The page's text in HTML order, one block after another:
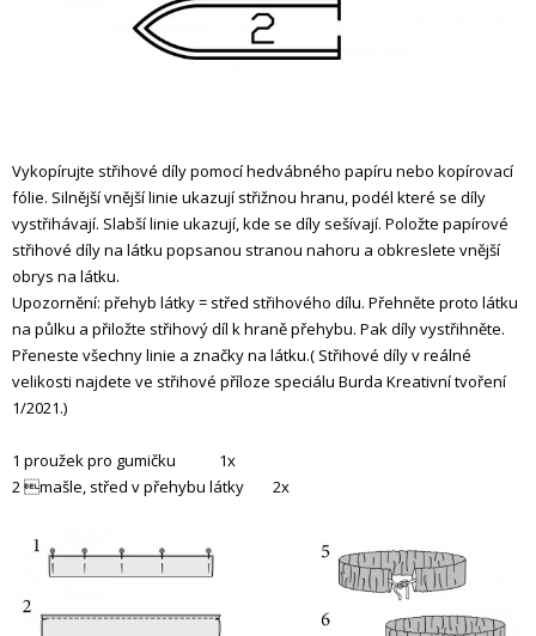
Vykopírujte střihové díly pomocí hedvábného papíru nebo kopírovací
fólie. Silnější vnější linie ukazují střižnou hranu, podél které se díly
vystřihávají. Slabší linie ukazují, kde se díly sešívají. Položte papírové
střihové díly na látku popsanou stranou nahoru a obkreslete vnější
obrys na látku.
Upozornění: přehyb látky = střed střihového dílu. Přehněte proto látku
na půlku a přiložte střihový díl k hraně přehybu. Pak díly vystřihněte.
Přeneste všechny linie a značky na látku.( Střihové díly v reálné
velikosti najdete ve střihové příloze speciálu Burda Kreativní tvoření
1/2021.)
1 proužek pro gumičku 1x
2 mašle, střed v přehybu látky 2x